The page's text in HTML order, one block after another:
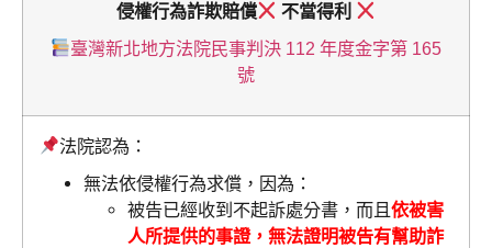
侵權行為詐欺賠償
不當得利
臺灣新北地方法院民事判決 112 年度金字第 165
號
法院認為：
無法依侵權行為求償，因為：
被告已經收到不起訴處分書，而且 依被害
人所提供的事證，無法證明被告有幫助詐